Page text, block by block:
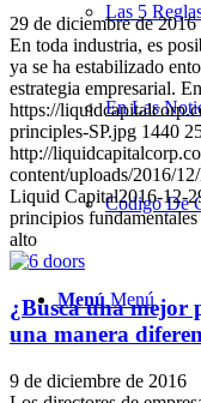
Las 5
En Las
Código De
Menú Menú
29 de diciembre de 2016
En toda industria, es
ya se ha estabilizado
estrategia empresarial.
https://
principles-SP.jpg 1440
http://
content/uploads/2016/
Liquid Capital2016-12-
principios
alto
¿Busca una mejor
una manera
9 de diciembre de 2016